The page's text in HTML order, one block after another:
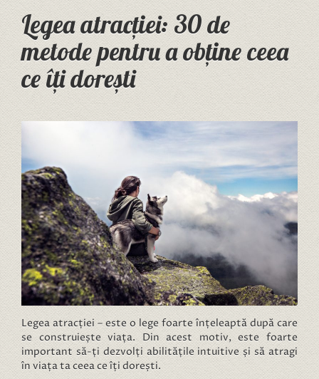
Legea atracției: 30 de
metode pentru a obține ceea
ce îți dorești
Legea atracției – este o lege foarte înțeleaptă după care
se construiește viața. Din acest motiv, este foarte
important să-ți dezvolți abilitățile intuitive și să atragi
în viața ta ceea ce îți dorești.